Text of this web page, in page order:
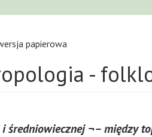
papierowa
-
średniowiecznej ¬– między